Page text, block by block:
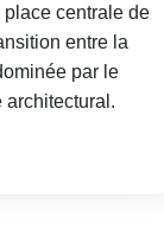
centrale de
entre la
par le
architectural.